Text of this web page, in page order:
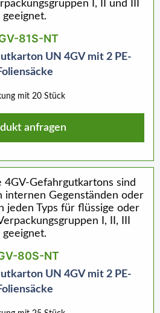
81S-NT
UN 4GV mit 2 PE-
mit 20 Stück
anfragen
80S-NT
UN 4GV mit 2 PE-